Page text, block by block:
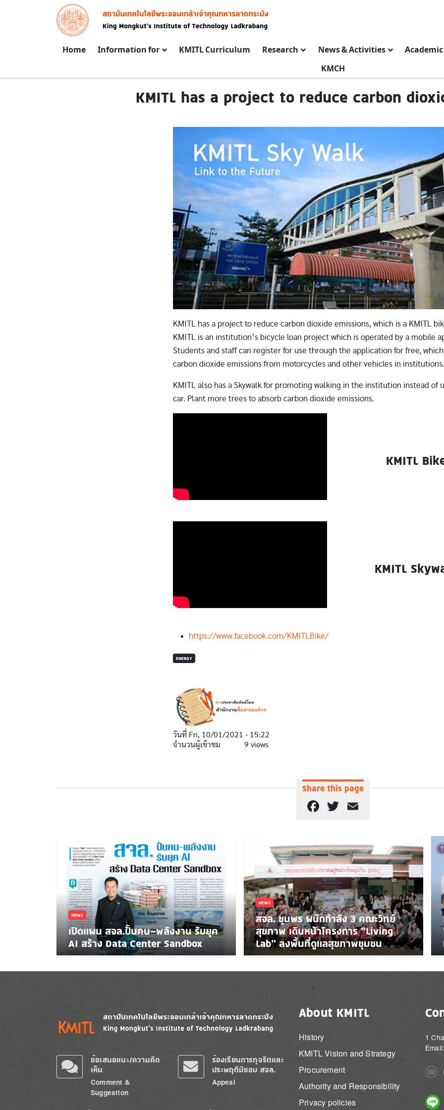
Skip to main content
Image
Main navigation
Home Information for KMITL Curriculum Research News & Activities
KMCH
KMITL has a project to reduce carbon
KMITL has a project to reduce carbon dioxide emissions, which is a KMITL
KMITL is an institution’s bicycle loan project which is operated by a mobile
Students and staff can register for use through the application for free,
carbon dioxide emissions from motorcycles and other vehicles in institutions.
KMITL also has a Skywalk for promoting walking in the institution instead of
car. Plant more trees to absorb carbon dioxide emissions.
KMITL
KMITL
https://www.facebook.com/KMITLBike/
ENERGY
วันที่ Fri, 10/01/2021 - 15:22
จำนวนผู้เข้าชม
9 views
Share this page
Facebook
Twitter
NEWS
เปิดแผน สจล.ปั้นคน-พลังงาน รับยุค
AI สร้าง Data Center Sandbox
NEWS
สจล. ชุมพร ผนึกกำลัง 3 คณะวิทย์
สุขภาพ เดินหน้าโครงการ “Living
Lab” ลงพื้นที่ดูแลสุขภาพชุมชน
Image Image
ข้อเสนอแนะ/ความคิด
เห็น
Comment &
Suggestion
ร้องเรียนการทุจริตและ
ประพฤติมิชอบ สจล.
Appeal
About KMITL
History
KMITL Vision and Strategy
Procurement
Authority and Responsibility
Privacy policies
1
Image
Image